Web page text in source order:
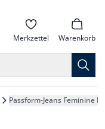
Merkzettel Warenkorb
Passform-Jeans Feminine Fit